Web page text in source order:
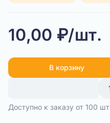
10,00 ₽/шт.
В корзину
Доступно к заказу от 100 шт